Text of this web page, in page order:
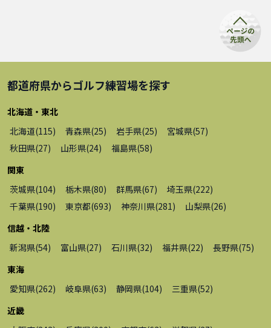
都道府県からゴルフ練習場を探す
北海道・東北
北海道(115) 青森県(25) 岩手県(25) 宮城県(57)
秋田県(27) 山形県(24) 福島県(58)
関東
茨城県(104) 栃木県(80) 群馬県(67) 埼玉県(222)
千葉県(190) 東京都(693) 神奈川県(281 ) 山梨県(26)
信越・北陸
新潟県(54) 富山県(27) 石川県(32) 福井県(22) 長野県(75)
東海
愛知県(262) 岐阜県(63) 静岡県(104) 三重県(52)
近畿